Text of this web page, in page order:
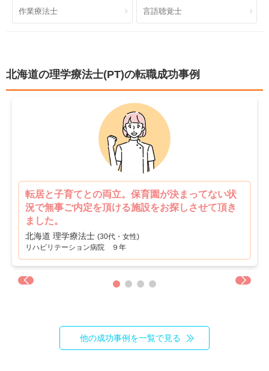
託児所あり 産休育休可
職場環境充実 幅広い経験
教育充実
駅orバス停近い
リハスタッフ複数在籍 2 経営が安定している 2
管理職募集 0
作業療法士 言語聴覚士
北海道の理学療法士(PT)の転職成功事例
転居と子育てとの両立。保育園が決まってない状
況で無事ご内定を頂ける施設をお探しさせて頂き
ました。
北海道 理学療法士 (30代・女性)
リハビリテーション病院 ９年
他の成功事例を一覧で見る